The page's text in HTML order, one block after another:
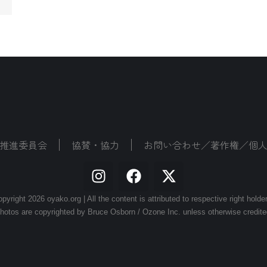
進委員会 協賛・協力 お問い合わせ／著作権／個
2026 oyako.org | All the content is attributed to respective right
are copyrighted by Bruce Osborn / Ozone Inc. unless otherwise